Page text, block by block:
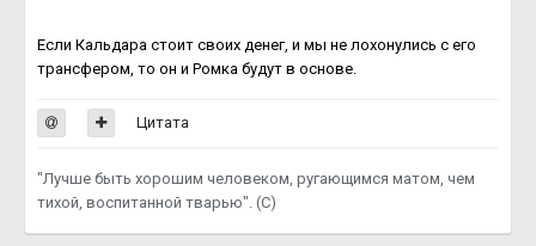
Если Кальдара стоит своих денег, и мы не лохонулись с его
трансфером, то он и Ромка будут в основе.
Цитата
"Лучше быть хорошим человеком, ругающимся матом, чем
тихой, воспитанной тварью". (С)